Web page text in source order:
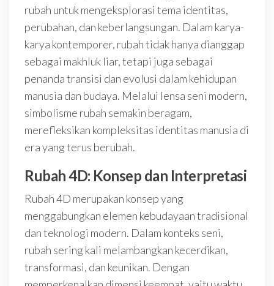
rubah untuk mengeksplorasi tema identitas,
perubahan, dan keberlangsungan. Dalam karya-
karya kontemporer, rubah tidak hanya dianggap
sebagai makhluk liar, tetapi juga sebagai
penanda transisi dan evolusi dalam kehidupan
manusia dan budaya. Melalui lensa seni modern,
simbolisme rubah semakin beragam,
merefleksikan kompleksitas identitas manusia di
era yang terus berubah.
Rubah 4D: Konsep dan Interpretasi
Rubah 4D merupakan konsep yang
menggabungkan elemen kebudayaan tradisional
dan teknologi modern. Dalam konteks seni,
rubah sering kali melambangkan kecerdikan,
transformasi, dan keunikan. Dengan